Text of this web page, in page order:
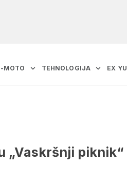
MOTO TEHNOLOGIJA EX YU
„Vaskršnji piknik“